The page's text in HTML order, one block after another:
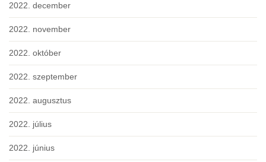
2022. december
2022. november
2022. október
2022. szeptember
2022. augusztus
2022. július
2022. június